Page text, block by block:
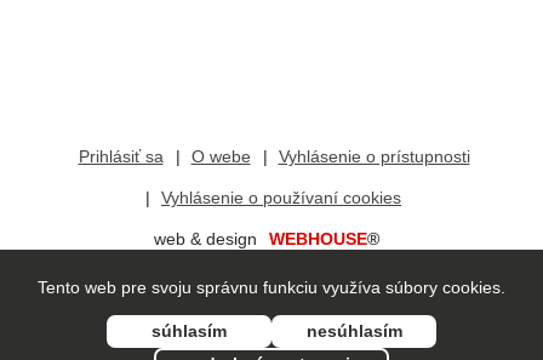
Prihlásiť sa O webe Vyhlásenie o prístupnosti
Vyhlásenie o používaní cookies
web & design WEBHOUSE®
redakčný systém
vis mo®
Tento web pre svoju správnu funkciu využíva súbory cookies.
súhlasím
nesúhlasím